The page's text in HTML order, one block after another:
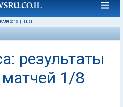
2013 13:21
результаты
1/8